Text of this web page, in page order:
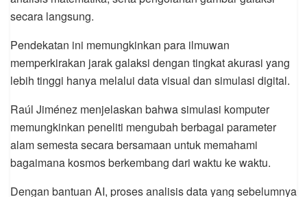
secara langsung.
Pendekatan ini memungkinkan para ilmuwan
memperkirakan jarak galaksi dengan tingkat akurasi yang
lebih tinggi hanya melalui data visual dan simulasi digital.
Raúl Jiménez menjelaskan bahwa simulasi komputer
memungkinkan peneliti mengubah berbagai parameter
alam semesta secara bersamaan untuk memahami
bagaimana kosmos berkembang dari waktu ke waktu.
Dengan bantuan AI, proses analisis data yang sebelumnya